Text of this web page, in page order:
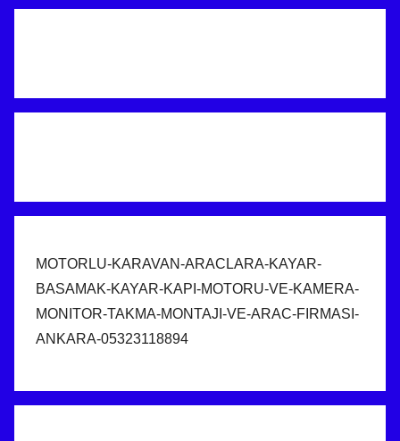
MOTORLU-KARAVAN-ARACLARA-KAYAR-
BASAMAK-KAYAR-KAPI-MOTORU-VE-KAMERA-
MONITOR-TAKMA-MONTAJI-VE-ARAC-FIRMASI-
ANKARA-05323118894